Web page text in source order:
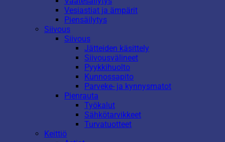
Vesiastiat ja ämpärit
Piensäilytys
Siivous
Siivous
Jätteiden käsittely
Siivousvälineet
Pyykkihuolto
Kunnossapito
Parveke- ja kynnysmatot
Pienrauta
Työkalut
Sähkötarvikkeet
Turvatuotteet
Keittiö